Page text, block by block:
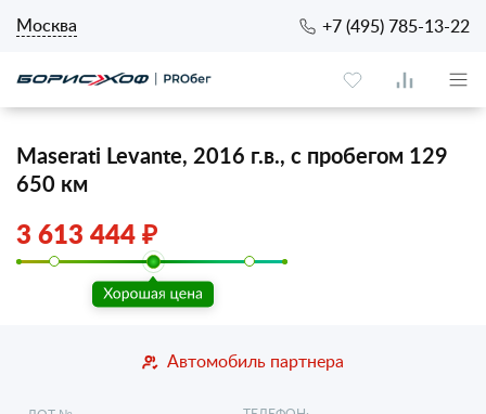
Москва +7 (495) 785-13-22
Maserati Levante, 2016 г.в., с пробегом 129
650 км
3 613 444 ₽
Автомобиль партнера